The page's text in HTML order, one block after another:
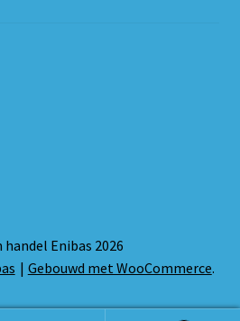
Enibas 2026
Gebouwd met WooCommerce.